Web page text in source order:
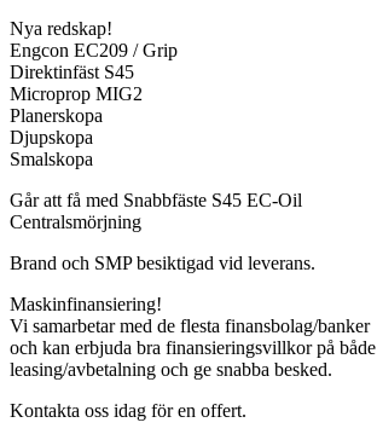
Nya redskap!
Engcon EC209 / Grip
Direktinfäst S45
Microprop MIG2
Planerskopa
Djupskopa
Smalskopa
Går att få med Snabbfäste S45 EC-Oil
Centralsmörjning
Brand och SMP besiktigad vid leverans.
Maskinfinansiering!
Vi samarbetar med de flesta finansbolag/banker
och kan erbjuda bra finansieringsvillkor på både
leasing/avbetalning och ge snabba besked.
Kontakta oss idag för en offert.